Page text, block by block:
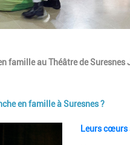
famille au Théâtre de Suresnes
en famille à Suresnes ?
Description
Leurs cœurs